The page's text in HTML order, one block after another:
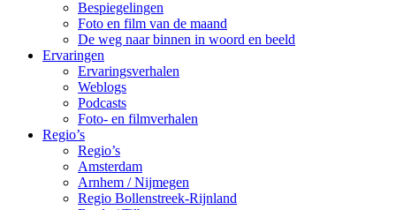
Bespiegelingen
Foto en film van de maand
De weg naar binnen in woord en beeld
Ervaringen
Ervaringsverhalen
Weblogs
Podcasts
Foto- en filmverhalen
Regio’s
Regio’s
Amsterdam
Arnhem / Nijmegen
Regio Bollenstreek-Rijnland